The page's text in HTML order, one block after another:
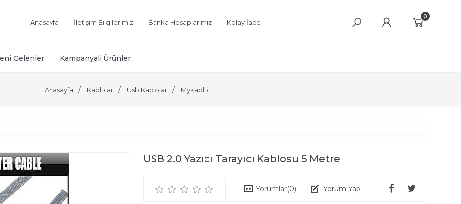
Anasayfa İletişim Bilgilerimiz Banka Hesaplarımız Kolay İade
0
Gelenler Kampanyali Ürünler
Anasayfa Kablolar Usb Kablolar Mykablo
USB 2.0 Yazıcı Tarayıcı Kablosu 5 Metre
Yorumlar(0) Yorum Yap